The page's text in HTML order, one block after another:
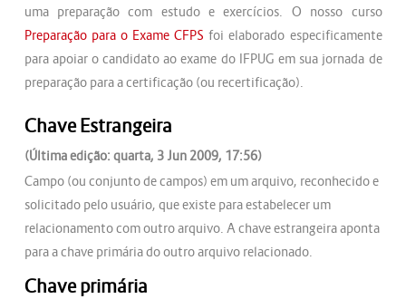
uma preparação com estudo e exercícios. O nosso curso
Preparação para o Exame CFPS foi elaborado especificamente
para apoiar o candidato ao exame do IFPUG em sua jornada de
preparação para a certificação (ou recertificação).
Chave Estrangeira
(Última edição: quarta, 3 Jun 2009, 17:56)
Campo (ou conjunto de campos) em um arquivo, reconhecido e
solicitado pelo usuário, que existe para estabelecer um
relacionamento com outro arquivo. A chave estrangeira aponta
para a chave primária do outro arquivo relacionado.
Chave primária